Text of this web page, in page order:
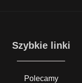
Szybkie linki
Polecamy